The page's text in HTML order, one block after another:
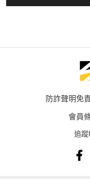
防詐聲明免
會員
追蹤